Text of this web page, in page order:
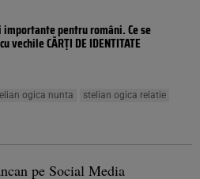
importante pentru români. Ce se
vechile CĂRȚI DE IDENTITATE
ogica nunta
stelian ogica relatie
pe Social Media